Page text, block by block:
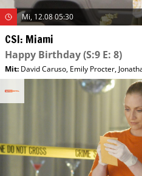
Mi, 12.08 05:30
CSI: Miami
Happy Birthday(S:9 E: 8)
Mit: David Caruso, Emily Procter,